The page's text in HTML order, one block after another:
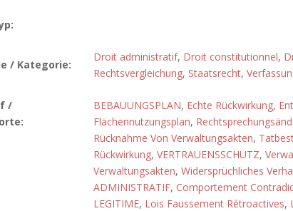
/ Kategorie:
Droit administratif, Droit constitutionnel,
Rechtsvergleichung, Staatsrecht,
/
BEBAUUNGSPLAN, Echte Rückwirkung,
Flächennutzungsplan,
Rücknahme Von Verwaltungsakten,
Rückwirkung, VERTRAUENSSCHUTZ,
Verwaltungsakten, Widersprüchliches
ADMINISTRATIF, Comportement
LEGITIME, Lois Faussement Rétroactives,